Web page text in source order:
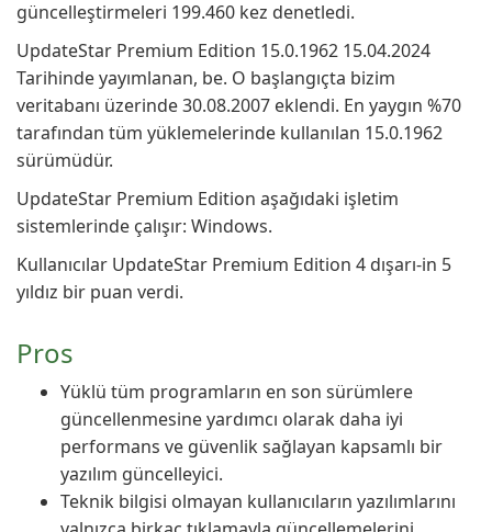
güncelleştirmeleri 199.460 kez denetledi.
UpdateStar Premium Edition 15.0.1962 15.04.2024
Tarihinde yayımlanan, be. O başlangıçta bizim
veritabanı üzerinde 30.08.2007 eklendi. En yaygın %70
tarafından tüm yüklemelerinde kullanılan 15.0.1962
sürümüdür.
UpdateStar Premium Edition aşağıdaki işletim
sistemlerinde çalışır: Windows.
Kullanıcılar UpdateStar Premium Edition 4 dışarı-in 5
yıldız bir puan verdi.
Pros
Yüklü tüm programların en son sürümlere
güncellenmesine yardımcı olarak daha iyi
performans ve güvenlik sağlayan kapsamlı bir
yazılım güncelleyici.
Teknik bilgisi olmayan kullanıcıların yazılımlarını